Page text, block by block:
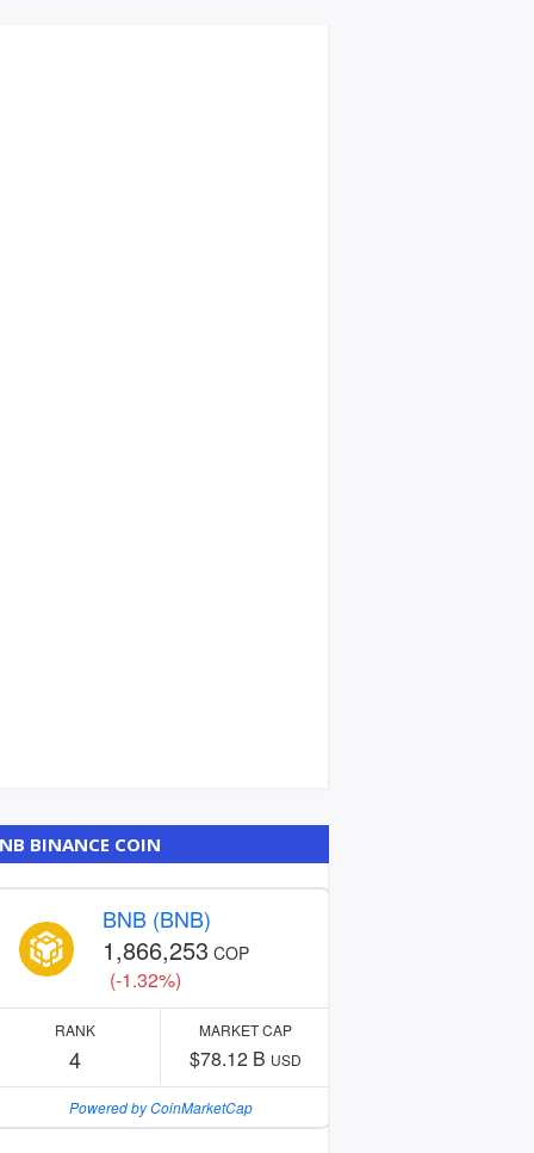
BINANCE COIN
BNB (BNB)
1,866,253 COP
(-1.32%)
RANK
4
MARKET CAP
$78.12 B USD
Powered by CoinMarketCap